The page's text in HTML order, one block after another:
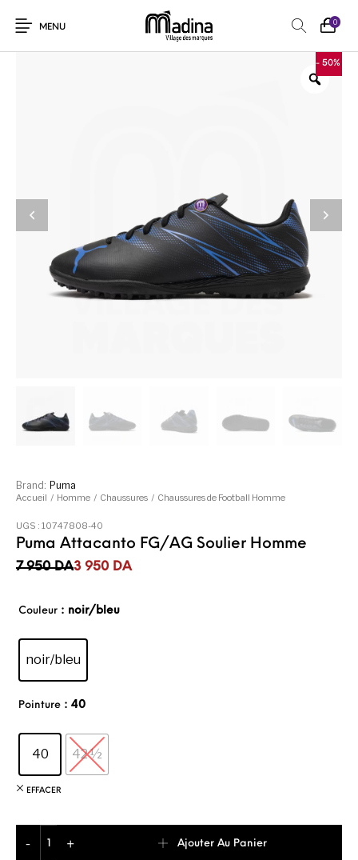
MENU
0
- 50%
Accueil / Homme / Chaussures / Chaussures de Football Homme
Puma Attacanto FG/AG Soulier Homme
7 950 DA
Le prix initial était : 7 950DA.
3 950 DA
Le prix actuel est : 3 950DA.
Couleur : noir/bleu
noir/bleu
Pointure : 40
40 42 ½
EFFACER
-
+
Ajouter Au Panier
UGS :10747808-40
Brand: Puma